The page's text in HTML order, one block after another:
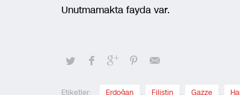
Unutmamakta fayda var.
Etiketler: Erdoğan , Filistin , Gazze ,